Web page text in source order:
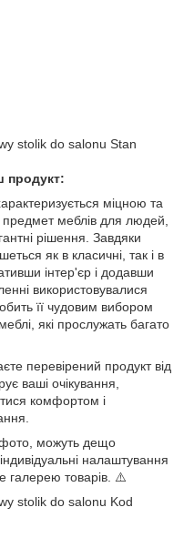
продукт:
міцною та
меблів для людей,
рішення. Завдяки
як в класичні, так і в
інтер'єр і додавши
використовувалися
її чудовим вибором
які прослужать багато
перевірений продукт від
ваші очікування,
комфортом і
фото, можуть дещо
налаштування
галерею товарів. ⚠️